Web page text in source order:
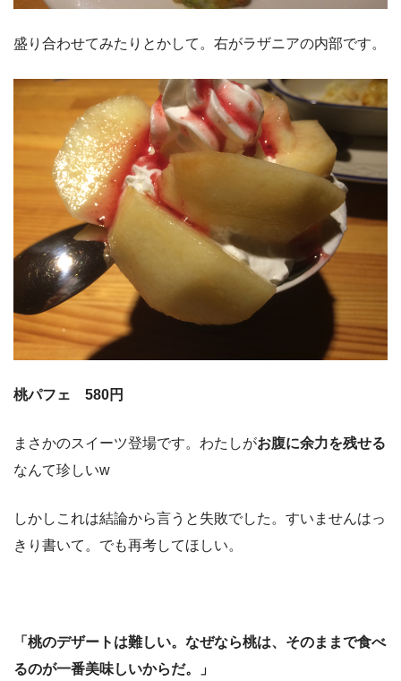
盛り合わせてみたりとかして。右がラザニアの内部です。
桃パフェ 580円
まさかのスイーツ登場です。わたしがお腹に余力を残せる
なんて珍しいw
しかしこれは結論から言うと失敗でした。すいませんはっ
きり書いて。でも再考してほしい。
「桃のデザートは難しい。なぜなら桃は、そのままで食べ
るのが一番美味しいからだ。」